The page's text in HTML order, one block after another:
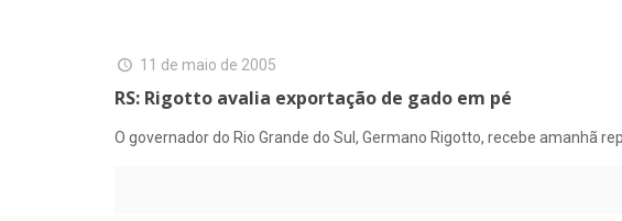
11 de maio de 2005
RS: Rigotto avalia exportação de gado em pé
O governador do Rio Grande do Sul, Germano Rigotto, recebe amanhã